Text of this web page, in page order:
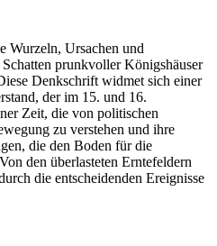
Wurzeln, Ursachen und
prunkvoller Königshäuser
Denkschrift widmet sich einer
der im 15. und 16.
Zeit, die von politischen
zu verstehen und ihre
die den Boden für die
den überlasteten Erntefeldern
die entscheidenden Ereignisse